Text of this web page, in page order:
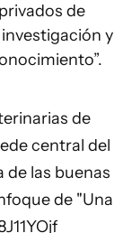
de
y
de
central del
las buenas
de "Una